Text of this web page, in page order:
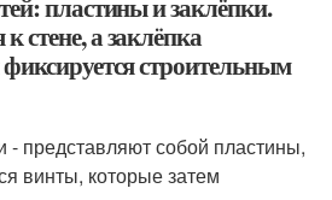
пластины и заклёпки.
стене, а заклёпка
фиксируется строительным
- представляют собой пластины,
винты, которые затем